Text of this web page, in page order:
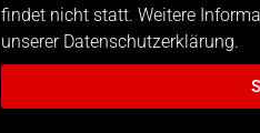
findet nicht statt. Weitere
unserer Datenschutzerklärung.